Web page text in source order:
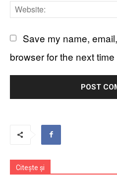
Save my name,
browser for the next
Citește și